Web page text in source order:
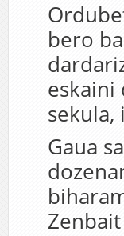
bero
eskaini
sekula,
Gaua